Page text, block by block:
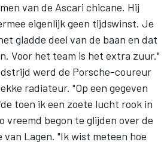
van de Ascari chicane. Hij
eigenlijk geen tijdswinst. Je
gladde deel van de baan en dat
Voor het team is het extra zuur."
werd de Porsche-coureur
radiateur. "Op een gegeven
toen ik een zoete lucht rook in
vreemd begon te glijden over de
Lagen. "Ik wist meteen hoe